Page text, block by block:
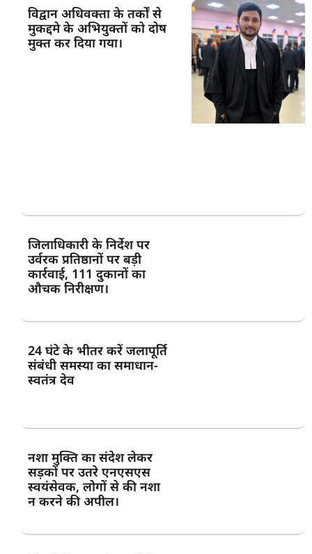
विद्वान अधिवक्ता के तर्कों से
मुकद्दमे के अभियुक्तों को दोष
मुक्त कर दिया गया।
जिलाधिकारी के निर्देश पर
उर्वरक प्रतिष्ठानों पर बड़ी
कार्रवाई, 111 दुकानों का
औचक निरीक्षण।
24 घंटे के भीतर करें जलापूर्ति
संबंधी समस्या का समाधान-
स्वतंत्र देव
नशा मुक्ति का संदेश लेकर
सड़कों पर उतरे एनएसएस
स्वयंसेवक, लोगों से की नशा
न करने की अपील।